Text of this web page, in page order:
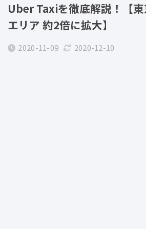
Uber Taxiを徹底解説！【
エリア 約2倍に拡大】
2020-11-09 2020-12-10